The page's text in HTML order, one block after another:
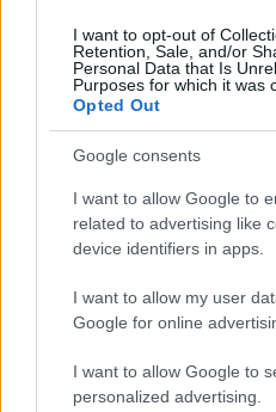
I want to opt-out of
Retention, Sale, and/or
Personal Data that Is
Purposes for which it was
Opted Out
Google consents
I want to allow Google to
related to advertising like
device identifiers in apps.
I want to allow my user
Google for online
I want to allow Google to
personalized advertising.
Kimolos Experience